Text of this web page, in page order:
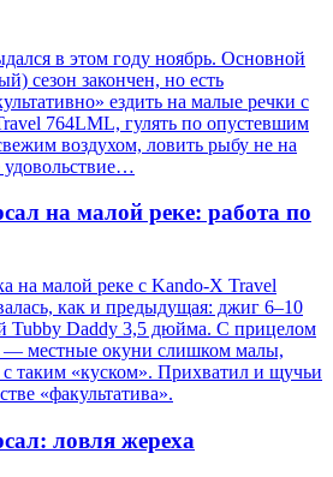
в этом году ноябрь. Основной
сезон закончен, но есть
ездить на малые речки с
764LML, гулять по опустевшим
воздухом, ловить рыбу не на
удовольствие…
на малой реке: работа по
на малой реке с Kando-X Travel
как и предыдущая: джиг 6–10
Tubby Daddy 3,5 дюйма. С прицелом
— местные окуни слишком малы,
с таким «куском». Прихватил и щучьи
«факультатива».
ловля жереха